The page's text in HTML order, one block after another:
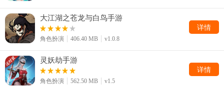
大江湖之苍龙与白鸟手游
角色扮演 406.40 MB v1.0.8
详情
灵妖劫手游
角色扮演 562.50 MB v1.5
详情